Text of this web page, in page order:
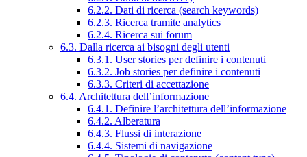
6.2.2. Dati di ricerca (search keywords)
6.2.3. Ricerca tramite analytics
6.2.4. Ricerca sui forum
6.3. Dalla ricerca ai bisogni degli utenti
6.3.1. User stories per definire i contenuti
6.3.2. Job stories per definire i contenuti
6.3.3. Criteri di accettazione
6.4. Architettura dell’informazione
6.4.1. Definire l’architettura dell’informazione
6.4.2. Alberatura
6.4.3. Flussi di interazione
6.4.4. Sistemi di navigazione